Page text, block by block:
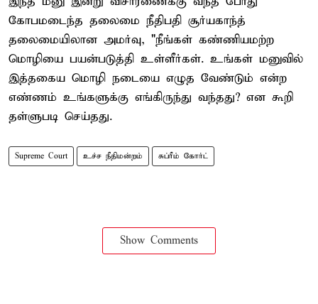
கோபமடைந்த தலைமை நீதிபதி சூர்யகாந்த்
தலைமையிலான அமர்வு, "நீங்கள் கண்ணியமற்ற
மொழியை பயன்படுத்தி உள்ளீர்கள். உங்கள் மனுவில்
இத்தகைய மொழி நடையை எழுத வேண்டும் என்ற
எண்ணம் உங்களுக்கு எங்கிருந்து வந்தது? என கூறி
தள்ளுபடி செய்தது.
Supreme Court உச்ச நீதிமன்றம் சுப்ரீம் கோர்ட்
Show Comments